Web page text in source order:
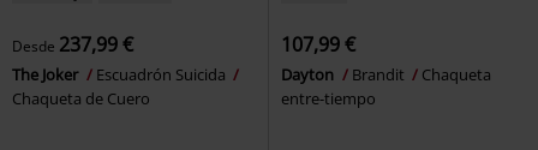
Desde 237,99 €
The Joker
Escuadrón Suicida
Chaqueta de Cuero
107,99 €
Dayton Brandit
Chaqueta
entre-tiempo